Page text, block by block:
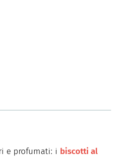
e profumati: i biscotti al